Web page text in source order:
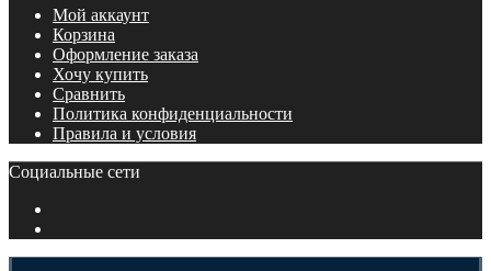
Мой аккаунт
Корзина
Оформление заказа
Хочу купить
Сравнить
Политика конфиденциальности
Правила и условия
Социальные сети